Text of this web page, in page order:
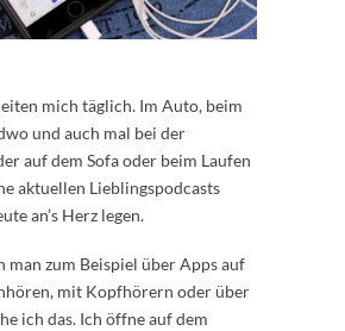
mich täglich. Im Auto, beim
und auch mal bei der
auf dem Sofa oder beim Laufen
aktuellen Lieblingspodcasts
an’s Herz legen.
man zum Beispiel über Apps auf
mit Kopfhörern oder über
ich das. Ich öffne auf dem